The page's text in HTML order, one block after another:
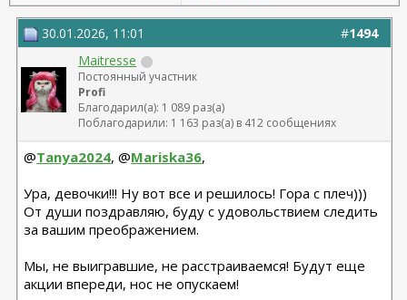
#1494
30.01.2026, 11:01
Maitresse
Постоянный участник
Profi
Благодарил(а): 1 089 раз(а)
Поблагодарили: 1 163 раз(а) в 412 сообщениях
@Tanya2024, @Mariska36,
Ура, девочки!!! Ну вот все и решилось! Гора с плеч)))
От души поздравляю, буду с удовольствием следить
за вашим преображением.
Мы, не выигравшие, не расстраиваемся! Будут еще
акции впереди, нос не опускаем!